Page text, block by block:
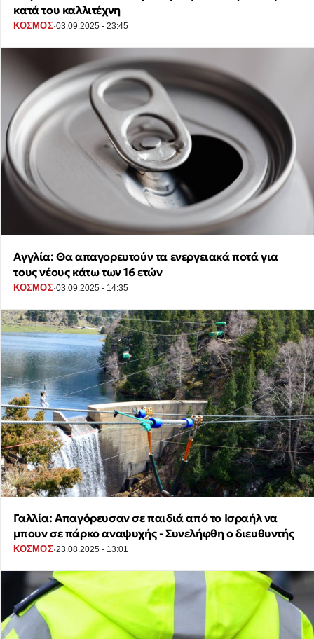
κατά του καλλιτέχνη
ΚΟΣΜΟΣ·03.09.2025 - 23:45
Αγγλία: Θα απαγορευτούν τα ενεργειακά ποτά για
τους νέους κάτω των 16 ετών
ΚΟΣΜΟΣ·03.09.2025 - 14:35
Γαλλία: Απαγόρευσαν σε παιδιά από το Ισραήλ να
μπουν σε πάρκο αναψυχής - Συνελήφθη ο διευθυντής
ΚΟΣΜΟΣ·23.08.2025 - 13:01